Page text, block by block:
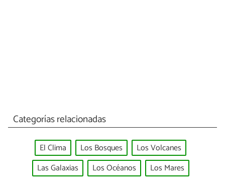
Categorías relacionadas
El Clima Los Bosques
Los Volcanes
Las Galaxias
Los Océanos Los Mares